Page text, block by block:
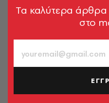
Tα καλύτερα άρθρα
στο